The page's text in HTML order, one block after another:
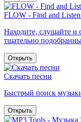
FLOW - Find and
Находите, слушайте и
тщательно
Открыть
Скачать песни
Быстрый поиск
Открыть